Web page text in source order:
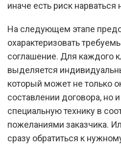
иначе есть риск
На следующем этапе
охарактеризовать
соглашение. Для каждого
выделяется
который может не только
составлении договора, но
специальную технику в
пожеланиями заказчика.
сразу обратиться к